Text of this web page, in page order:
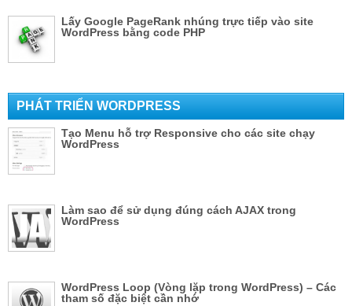
Lấy Google PageRank nhúng trực tiếp vào site
WordPress bằng code PHP
PHÁT TRIỂN WORDPRESS
Tạo Menu hỗ trợ Responsive cho các site chạy
WordPress
Làm sao để sử dụng đúng cách AJAX trong
WordPress
WordPress Loop (Vòng lặp trong WordPress) – Các
tham số đặc biệt cần nhớ